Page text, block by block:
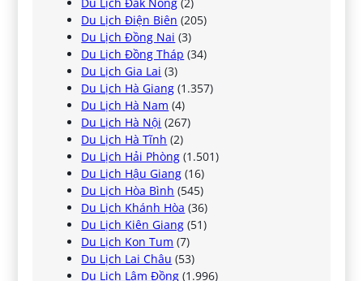
Du Lịch Điện Biên (205)
Du Lịch Đồng Nai (3)
Du Lịch Đồng Tháp (34)
Du Lịch Gia Lai (3)
Du Lịch Hà Giang (1.357)
Du Lịch Hà Nam (4)
Du Lịch Hà Nội (267)
Du Lịch Hà Tĩnh (2)
Du Lịch Hải Phòng (1.501)
Du Lịch Hậu Giang (16)
Du Lịch Hòa Bình (545)
Du Lịch Khánh Hòa (36)
Du Lịch Kiên Giang (51)
Du Lịch Kon Tum (7)
Du Lịch Lai Châu (53)
Du Lịch Lâm Đồng (1.996)